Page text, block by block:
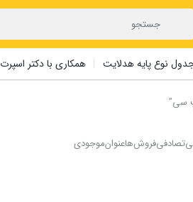
نوع پایه هدلایت همکاری با دکتر اسپرت
سی”
تصادفیفروش‌هاعنوانموجودی